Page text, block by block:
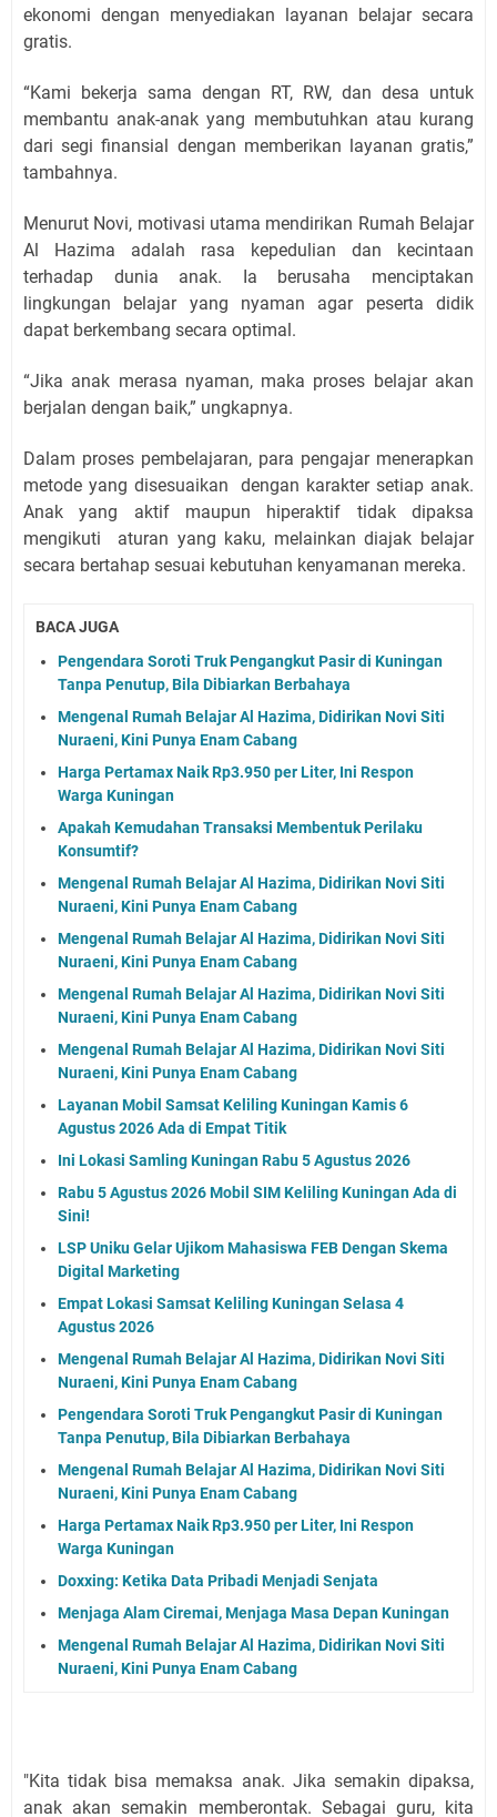
ekonomi dengan menyediakan layanan belajar secara
gratis.
“Kami bekerja sama dengan RT, RW, dan desa untuk
membantu anak-anak yang membutuhkan atau kurang
dari segi finansial dengan memberikan layanan gratis,”
tambahnya.
Menurut Novi, motivasi utama mendirikan Rumah Belajar
Al Hazima adalah rasa kepedulian dan kecintaan
terhadap dunia anak. Ia berusaha menciptakan
lingkungan belajar yang nyaman agar peserta didik
dapat berkembang secara optimal.
“Jika anak merasa nyaman, maka proses belajar akan
berjalan dengan baik,” ungkapnya.
Dalam proses pembelajaran, para pengajar menerapkan
metode yang disesuaikan dengan karakter setiap anak.
Anak yang aktif maupun hiperaktif tidak dipaksa
mengikuti aturan yang kaku, melainkan diajak belajar
secara bertahap sesuai kebutuhan kenyamanan mereka.
BACA JUGA
Pengendara Soroti Truk Pengangkut Pasir di Kuningan
Tanpa Penutup, Bila Dibiarkan Berbahaya
Mengenal Rumah Belajar Al Hazima, Didirikan Novi Siti
Nuraeni, Kini Punya Enam Cabang
Harga Pertamax Naik Rp3.950 per Liter, Ini Respon
Warga Kuningan
Apakah Kemudahan Transaksi Membentuk Perilaku
Konsumtif?
Mengenal Rumah Belajar Al Hazima, Didirikan Novi Siti
Nuraeni, Kini Punya Enam Cabang
Mengenal Rumah Belajar Al Hazima, Didirikan Novi Siti
Nuraeni, Kini Punya Enam Cabang
Mengenal Rumah Belajar Al Hazima, Didirikan Novi Siti
Nuraeni, Kini Punya Enam Cabang
Mengenal Rumah Belajar Al Hazima, Didirikan Novi Siti
Nuraeni, Kini Punya Enam Cabang
Layanan Mobil Samsat Keliling Kuningan Kamis 6
Agustus 2026 Ada di Empat Titik
Ini Lokasi Samling Kuningan Rabu 5 Agustus 2026
Rabu 5 Agustus 2026 Mobil SIM Keliling Kuningan Ada di
Sini!
LSP Uniku Gelar Ujikom Mahasiswa FEB Dengan Skema
Digital Marketing
Empat Lokasi Samsat Keliling Kuningan Selasa 4
Agustus 2026
Mengenal Rumah Belajar Al Hazima, Didirikan Novi Siti
Nuraeni, Kini Punya Enam Cabang
Pengendara Soroti Truk Pengangkut Pasir di Kuningan
Tanpa Penutup, Bila Dibiarkan Berbahaya
Mengenal Rumah Belajar Al Hazima, Didirikan Novi Siti
Nuraeni, Kini Punya Enam Cabang
Harga Pertamax Naik Rp3.950 per Liter, Ini Respon
Warga Kuningan
Doxxing: Ketika Data Pribadi Menjadi Senjata
Menjaga Alam Ciremai, Menjaga Masa Depan Kuningan
Mengenal Rumah Belajar Al Hazima, Didirikan Novi Siti
Nuraeni, Kini Punya Enam Cabang
"Kita tidak bisa memaksa anak. Jika semakin dipaksa,
anak akan semakin memberontak. Sebagai guru, kita